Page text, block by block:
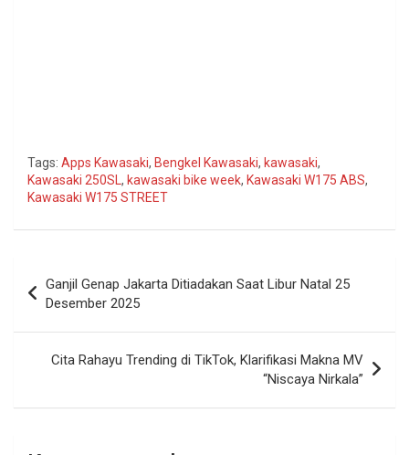
Tags: Apps Kawasaki, Bengkel Kawasaki, kawasaki,
Kawasaki 250SL , kawasaki bike week, Kawasaki W175 ABS,
Kawasaki W175 STREET
pos
Ganjil Genap Jakarta Ditiadakan Saat Libur Natal 25
Desember 2025
Cita Rahayu Trending di TikTok, Klarifikasi Makna MV
“Niscaya Nirkala”